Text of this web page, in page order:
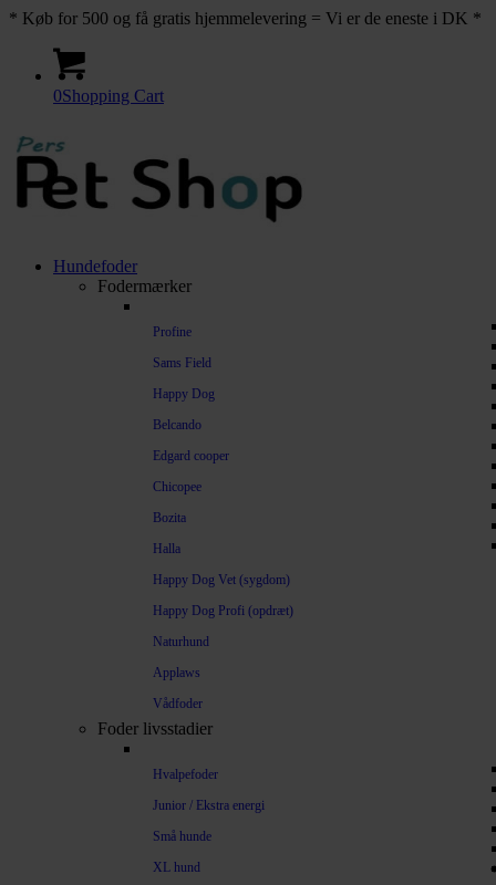
* Køb for 500 og få gratis hjemmelevering = Vi er de eneste i DK *
0Shopping Cart
Hundefoder
Fodermærker
Profine
Sams Field
Happy Dog
Belcando
Edgard cooper
Chicopee
Bozita
Halla
Happy Dog Vet (sygdom)
Happy Dog Profi (opdræt)
Naturhund
Applaws
Vådfoder
Foder livsstadier
Hvalpefoder
Junior / Ekstra energi
Små hunde
XL hund